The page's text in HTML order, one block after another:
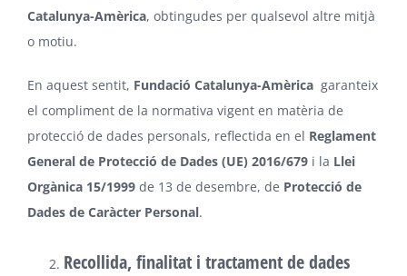
Catalunya-Amèrica, obtingudes per qualsevol altre mitjà
o motiu.
En aquest sentit, Fundació Catalunya-Amèrica garanteix
el compliment de la normativa vigent en matèria de
protecció de dades personals, reflectida en el Reglament
General de Protecció de Dades (UE) 2016/679 i la Llei
Orgànica 15/1999 de 13 de desembre, de Protecció de
Dades de Caràcter Personal.
Recollida, finalitat i tractament de dades